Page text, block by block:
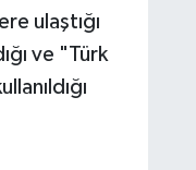
ulaştığı
ve "Türk